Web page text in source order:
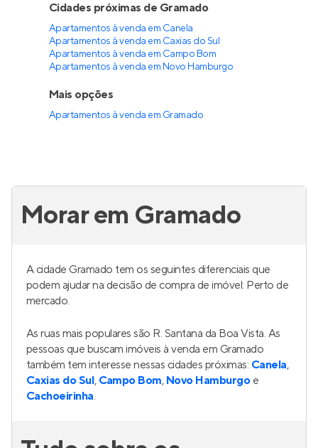
Cidades próximas de Gramado
Apartamentos à venda em Canela
Apartamentos à venda em Caxias do Sul
Apartamentos à venda em Campo Bom
Apartamentos à venda em Novo Hamburgo
Mais opções
Apartamentos à venda em Gramado
Morar em Gramado
A cidade Gramado tem os seguintes diferenciais que
podem ajudar na decisão de compra de imóvel: Perto de
mercado.
As ruas mais populares são R. Santana da Boa Vista. As
pessoas que buscam imóveis à venda em Gramado
também tem interesse nessas cidades próximas: Canela,
Caxias do Sul, Campo Bom, Novo Hamburgoe
Cachoeirinha.